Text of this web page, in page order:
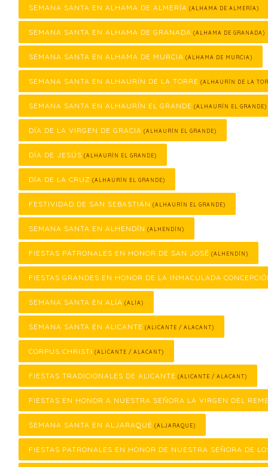
SEMANA SANTA EN ALHAMA DE ALMERÍA (ALHAMA DE ALMERÍA)
SEMANA SANTA EN ALHAMA DE GRANADA (ALHAMA DE GRANADA)
SEMANA SANTA EN ALHAMA DE MURCIA (ALHAMA DE MURCIA)
SEMANA SANTA EN ALHAURÍN DE LA TORRE (ALHAURÍN DE LA
SEMANA SANTA EN ALHAURÍN EL GRANDE (ALHAURÍN EL GRANDE)
DÍA DE LA VIRGEN DE GRACIA (ALHAURÍN EL GRANDE)
DÍA DE JESÚS (ALHAURÍN EL GRANDE)
DÍA DE LA CRUZ (ALHAURÍN EL GRANDE)
FESTIVIDAD DE SAN SEBASTIÁN (ALHAURÍN EL GRANDE)
SEMANA SANTA EN ALHENDÍN (ALHENDÍN)
FIESTAS PATRONALES EN HONOR DE SAN JOSÉ (ALHENDÍN)
FIESTAS GRANDES EN HONOR DE LA INMACULADA
SEMANA SANTA EN ALÍA (ALÍA)
SEMANA SANTA EN ALICANTE (ALICANTE / ALACANT)
CORPUS CHRISTI (ALICANTE / ALACANT)
FIESTAS TRADICIONALES DE ALICANTE (ALICANTE / ALACANT)
FIESTAS EN HONOR A NUESTRA SEÑORA LA VIRGEN DEL
SEMANA SANTA EN ALJARAQUE (ALJARAQUE)
FIESTAS PATRONALES EN HONOR DE NUESTRA SEÑORA DE